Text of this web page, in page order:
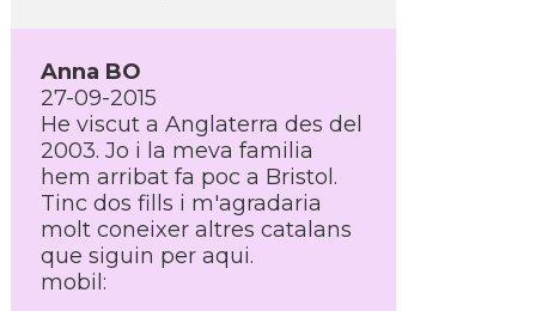
Anna BO
27-09-2015
He viscut a Anglaterra des del
2003. Jo i la meva familia
hem arribat fa poc a Bristol.
Tinc dos fills i m'agradaria
molt coneixer altres catalans
que siguin per aqui.
mobil: